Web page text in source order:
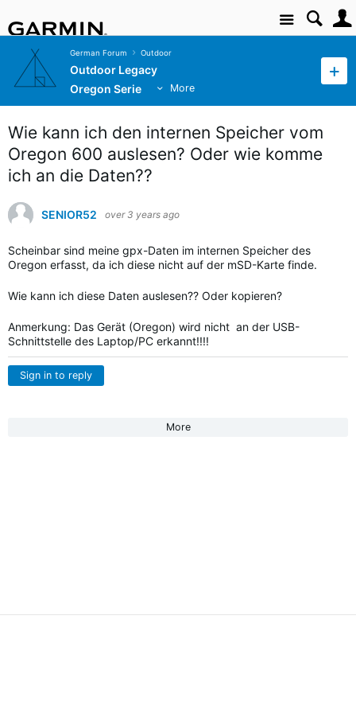
Site
German Forum Outdoor
Outdoor Legacy
Oregon Serie
More
Wie kann ich den internen Speicher vom
Oregon 600 auslesen? Oder wie komme
ich an die Daten??
SENIOR52 over 3 years ago
Scheinbar sind meine gpx-Daten im internen Speicher des
Oregon erfasst, da ich diese nicht auf der mSD-Karte finde.
Wie kann ich diese Daten auslesen?? Oder kopieren?
Anmerkung: Das Gerät (Oregon) wird nicht an der USB-
Schnittstelle des Laptop/PC erkannt!!!!
Sign in to reply
More